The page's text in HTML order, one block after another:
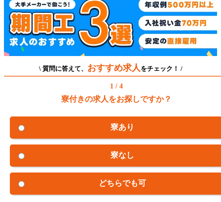
\ 質問に答えて、 おすすめ求人 をチェック！ /
1 / 4
寮付きの求人をお探しですか？
寮あり
寮なし
どちらでも可